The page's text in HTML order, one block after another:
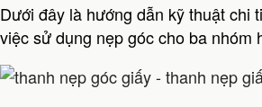
Dưới đây là hướng dẫn kỹ thuật chi
việc sử dụng nẹp góc cho ba nhóm